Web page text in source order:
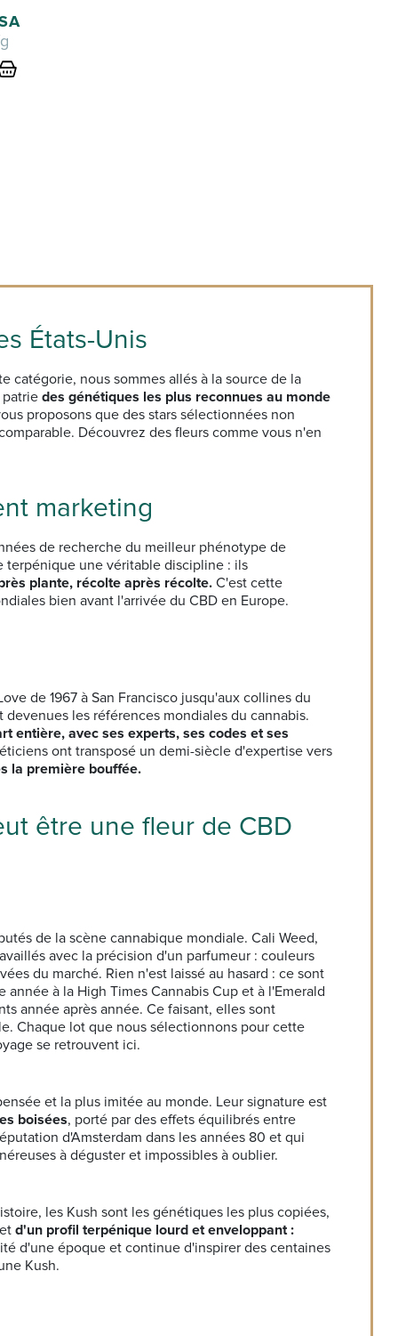
États-Unis
catégorie, nous sommes allés à la source de la
patrie des génétiques les plus reconnues au monde
proposons que des stars sélectionnées non
Découvrez des fleurs comme vous n'en
marketing
de recherche du meilleur phénotype de
terpénique une véritable discipline : ils
plante, récolte après récolte. C'est cette
bien avant l'arrivée du CBD en Europe.
de 1967 à San Francisco jusqu'aux collines du
les références mondiales du cannabis.
entière, avec ses experts, ses codes et ses
ont transposé un demi-siècle d'expertise vers
la première bouffée.
être une fleur de CBD
de la scène cannabique mondiale. Cali Weed,
avec la précision d'un parfumeur : couleurs
du marché. Rien n'est laissé au hasard : ce sont
à la High Times Cannabis Cup et à l'Emerald
année après année. Ce faisant, elles sont
Chaque lot que nous sélectionnons pour cette
se retrouvent ici.
et la plus imitée au monde. Leur signature est
boisées, porté par des effets équilibrés entre
d'Amsterdam dans les années 80 et qui
à déguster et impossibles à oublier.
les Kush sont les génétiques les plus copiées,
d'un profil terpénique lourd et enveloppant :
d'une époque et continue d'inspirer des centaines
Kush.